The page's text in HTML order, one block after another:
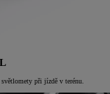
při jízdě v terénu.